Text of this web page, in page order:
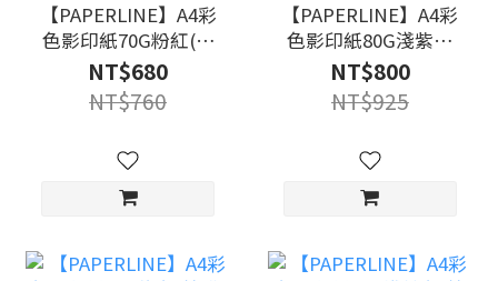
【PAPERLINE】A4彩
色影印紙70G粉紅(箱
購)
NT$680
NT$760
【PAPERLINE】A4彩
色影印紙80G淺紫色
(箱購)
NT$800
NT$925